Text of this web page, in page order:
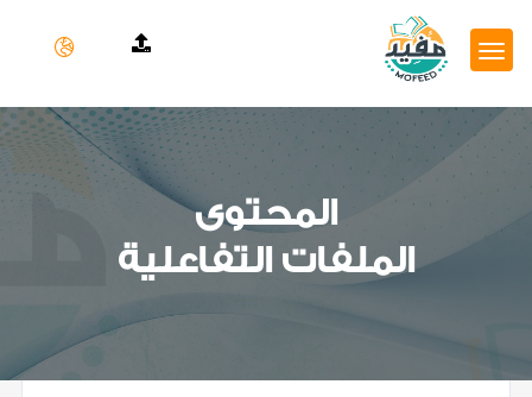
المحتوى
الملفات التفاعلية